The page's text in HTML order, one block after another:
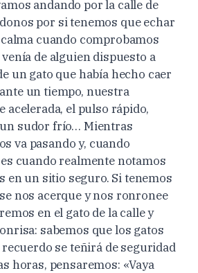
andando por la calle de
por si tenemos que echar
cuando comprobamos
de alguien dispuesto a
un gato que había hecho caer
un tiempo, nuestra
acelerada, el pulso rápido,
sudor frío… Mientras
va pasando y, cuando
cuando realmente notamos
en un sitio seguro. Si tenemos
nos acerque y nos ronronee
en el gato de la calle y
sabemos que los gatos
se teñirá de seguridad
horas, pensaremos: «Vaya